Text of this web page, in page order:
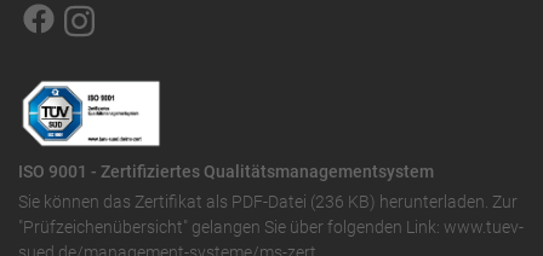
ISO 9001 - Zertifiziertes Qualitätsmanagementsystem
Sie können das Zertifikat als PDF-Datei (236 KB) herunterladen. Zur
"Prüfzeichenübersicht" gelangen Sie über folgenden Link: www.tuev-